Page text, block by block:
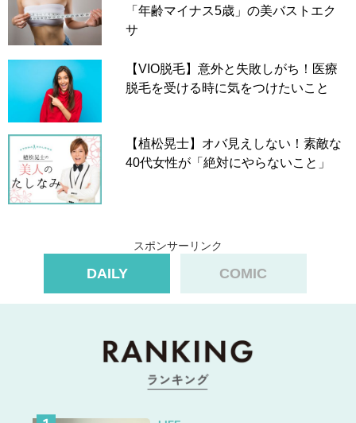
「年齢マイナス5歳」の美バストエク
サ
【VIO脱毛】意外と失敗しがち！医療
脱毛を受ける時に気をつけたいこと
【植松晃士】オバ見えしない！素敵な
40代女性が「絶対にやらないこと」
スポンサーリンク
DAILY COMIC